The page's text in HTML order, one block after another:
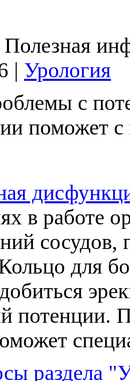
Полезная
| Урология
с
поможет с
в работе
сосудов,
для
потенции.
раздела